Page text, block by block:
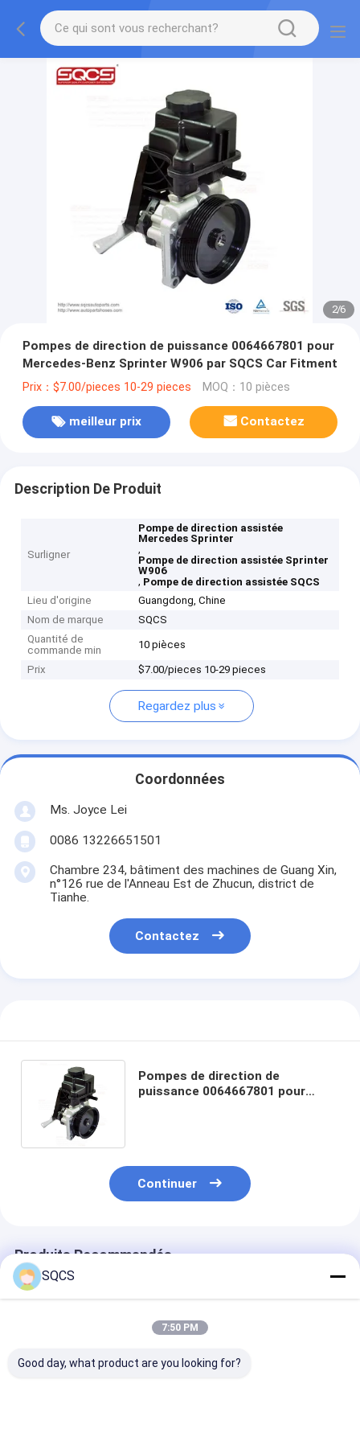
2/6
Pompes de direction de puissance 0064667801 pour
Mercedes-Benz Sprinter W906 par SQCS Car Fitment
Prix：$7.00/pieces 10-29 pieces MOQ：10 pièces
meilleur prix Contactez
Description De Produit
Surligner
Pompe de direction assistée
Mercedes Sprinter
,
Pompe de direction assistée Sprinter
W906
, Pompe de direction assistée SQCS
Lieu d'origine
Guangdong, Chine
Nom de marque
SQCS
Quantité de
commande min
10 pièces
Prix $7.00/pieces 10-29 pieces
Regardez plus
Coordonnées
Ms. Joyce Lei
0086 13226651501
Chambre 234, bâtiment des machines de Guang Xin,
n°126 rue de l'Anneau Est de Zhucun, district de
Tianhe.
Contactez
Pompes de direction de
puissance 0064667801 pour
Continuer
Produits Recommandés
SQCS
7:50 PM
Good day, what product are you looking for?